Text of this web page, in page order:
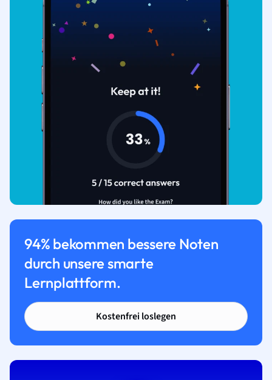
94% bekommen bessere Noten
durch unsere smarte
Lernplattform.
Kostenfrei loslegen